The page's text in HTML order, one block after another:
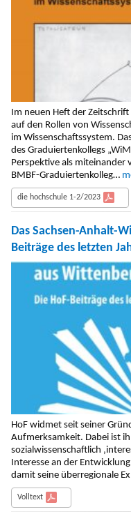
Im neuen Heft der
auf den Rollen von
im Wissenschaftssystem.
des Graduiertenkollegs
Perspektive als
BMBF-Graduiertenkolleg…
die hochschule 1-2/2023
Das Sachsen-Anhalt-
Beiträge des letzten
HoF widmet seit seiner
Aufmerksamkeit. Dabei ist
sozialwissenschaftlich
Interesse an der
damit seine überregionale
Volltext